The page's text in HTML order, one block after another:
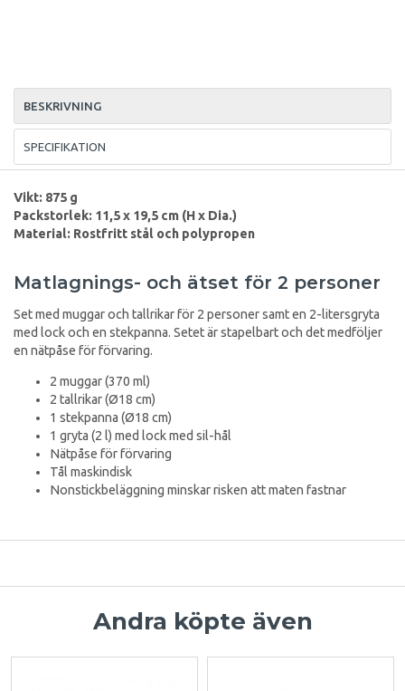
BESKRIVNING
SPECIFIKATION
Vikt: 875 g
Packstorlek: 11,5 x 19,5 cm (H x Dia.)
Material: Rostfritt stål och polypropen
Matlagnings- och ätset för 2 personer
Set med muggar och tallrikar för 2 personer samt en 2-litersgryta
med lock och en stekpanna. Setet är stapelbart och det medföljer
en nätpåse för förvaring.
2 muggar (370 ml)
2 tallrikar (Ø18 cm)
1 stekpanna (Ø18 cm)
1 gryta (2 l) med lock med sil-hål
Nätpåse för förvaring
Tål maskindisk
Nonstickbeläggning minskar risken att maten fastnar
Andra köpte även